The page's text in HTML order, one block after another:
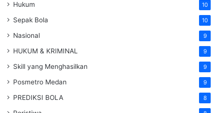
Hukum 10
Sepak Bola 10
Nasional 9
HUKUM & KRIMINAL 9
Skill yang Menghasilkan 9
Posmetro Medan 9
PREDIKSI BOLA 8